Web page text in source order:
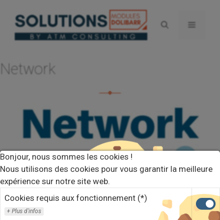
contenu
Network
Bonjour, nous sommes les cookies !
Nous utilisons des cookies pour vous garantir la meilleure
expérience sur notre site web.
Cookies requis aux fonctionnement (*)
Plus d'infos